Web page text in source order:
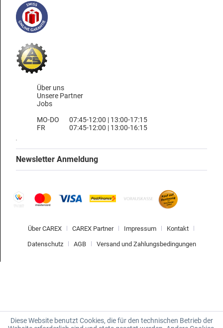
Über uns
Unsere Partner
Jobs
MO-DO
FR
07:45-12:00 | 13:00-17:15
07:45-12:00 | 13:00-16:15
Newsletter Anmeldung
Über CAREX CAREX Partner Impressum Kontakt
Datenschutz AGB Versand und Zahlungsbedingungen
Diese Website benutzt Cookies, die für den technischen Betrieb der